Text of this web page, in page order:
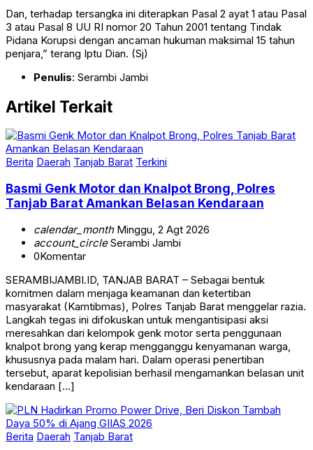
Dan, terhadap tersangka ini diterapkan Pasal 2 ayat 1 atau Pasal
3 atau Pasal 8 UU RI nomor 20 Tahun 2001 tentang Tindak
Pidana Korupsi dengan ancaman hukuman maksimal 15 tahun
penjara,” terang Iptu Dian. (Sj)
Penulis: Serambi Jambi
Artikel Terkait
Berita Daerah Tanjab Barat Terkini
Basmi Genk Motor dan Knalpot Brong, Polres
Tanjab Barat Amankan Belasan Kendaraan
calendar_monthMinggu, 2 Agt 2026
account_circleSerambi Jambi
0Komentar
SERAMBIJAMBI.ID, TANJAB BARAT – Sebagai bentuk
komitmen dalam menjaga keamanan dan ketertiban
masyarakat (Kamtibmas), Polres Tanjab Barat menggelar razia.
Langkah tegas ini difokuskan untuk mengantisipasi aksi
meresahkan dari kelompok genk motor serta penggunaan
knalpot brong yang kerap mengganggu kenyamanan warga,
khususnya pada malam hari. Dalam operasi penertiban
tersebut, aparat kepolisian berhasil mengamankan belasan unit
kendaraan […]
Berita Daerah Tanjab Barat